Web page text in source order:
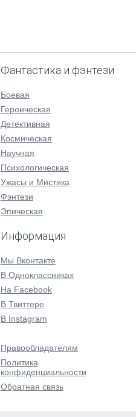
Фантастика и фэнтези
Боевая
Героическая
Детективная
Космическая
Научная
Психологическая
Ужасы и Мистика
Фэнтези
Эпическая
Информация
Мы Вконтакте
В Одноклассниках
На Facebook
В Твиттере
В Instagram
Правообладателям
Политика
конфиденциальности
Обратная связь